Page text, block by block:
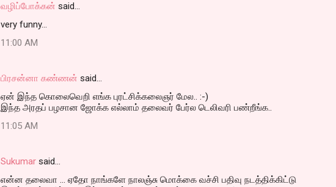
வழிப்போக்கன் said…
very funny...
11:00 AM
பிரசன்னா கண்ணன் said…
ஏன் இந்த கொலைவெறி எங்க புரட்சிக்கலைஞர் மேல.. :-)
இந்த அரதப் பழசான ஜோக்க எல்லாம் தலைவர் பேர்ல டெலிவரி பண்றீங்க..
11:05 AM
Sukumar said…
என்ன தலைவா ... ஏதோ நாங்களே நாலஞ்சு மொக்கை வச்சி பதிவு நடத்திக்கிட்டு